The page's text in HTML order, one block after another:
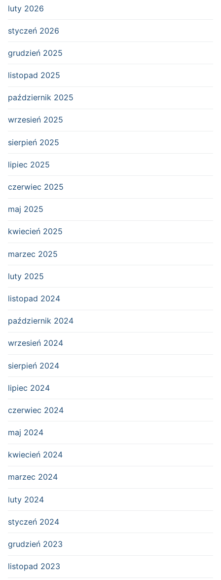
luty 2026
styczeń 2026
grudzień 2025
listopad 2025
październik 2025
wrzesień 2025
sierpień 2025
lipiec 2025
czerwiec 2025
maj 2025
kwiecień 2025
marzec 2025
luty 2025
listopad 2024
październik 2024
wrzesień 2024
sierpień 2024
lipiec 2024
czerwiec 2024
maj 2024
kwiecień 2024
marzec 2024
luty 2024
styczeń 2024
grudzień 2023
listopad 2023